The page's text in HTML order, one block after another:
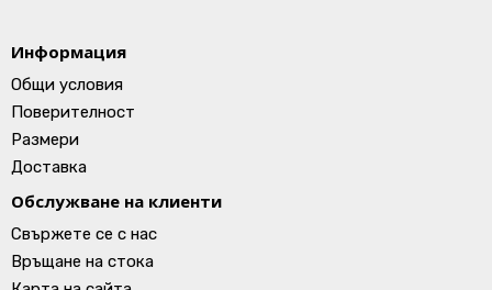
Информация
Общи условия
Поверителност
Размери
Доставка
Обслужване на клиенти
Свържете се с нас
Връщане на стока